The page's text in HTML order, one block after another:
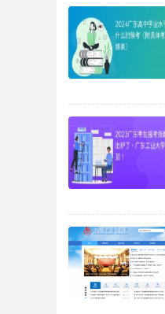
相关推荐：
2024广东高中
2024广东高中
2024广东高中